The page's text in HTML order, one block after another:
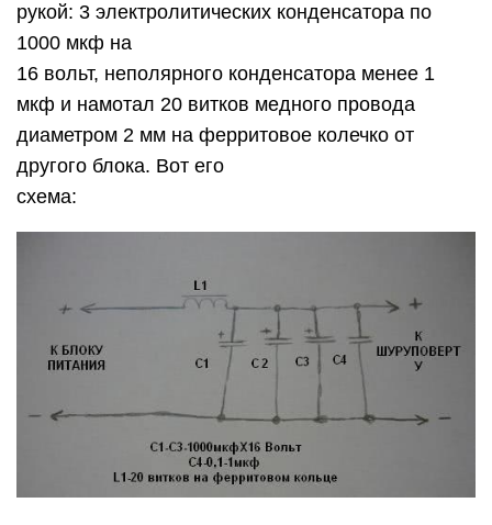
рукой: 3 электролитических конденсатора по
1000 мкф на
16 вольт, неполярного конденсатора менее 1
мкф и намотал 20 витков медного провода
диаметром 2 мм на ферритовое колечко от
другого блока. Вот его
схема: